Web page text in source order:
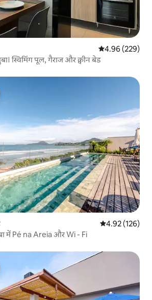
औसत रेटिंग 5 में से
4.96 (229)
स्विमिंग पूल, गैराज और क्वीन बेड
औसत रेटिंग 5 में से
4.92 (126)
में Pé na Areia और Wi - Fi